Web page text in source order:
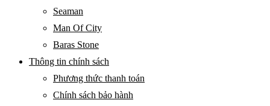
Seaman
Man Of City
Baras Stone
Thông tin chính sách
Phương thức thanh toán
Chính sách bảo hành